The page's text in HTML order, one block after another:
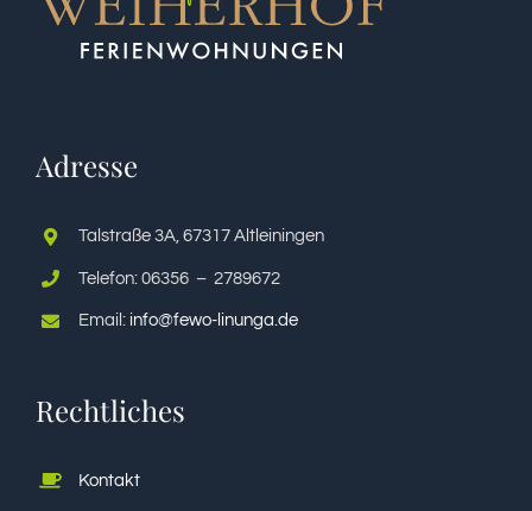
Adresse
Talstraße 3A, 67317 Altleiningen
Telefon: 06356 – 2789672
Email: info@fewo-linunga.de
Rechtliches
Kontakt